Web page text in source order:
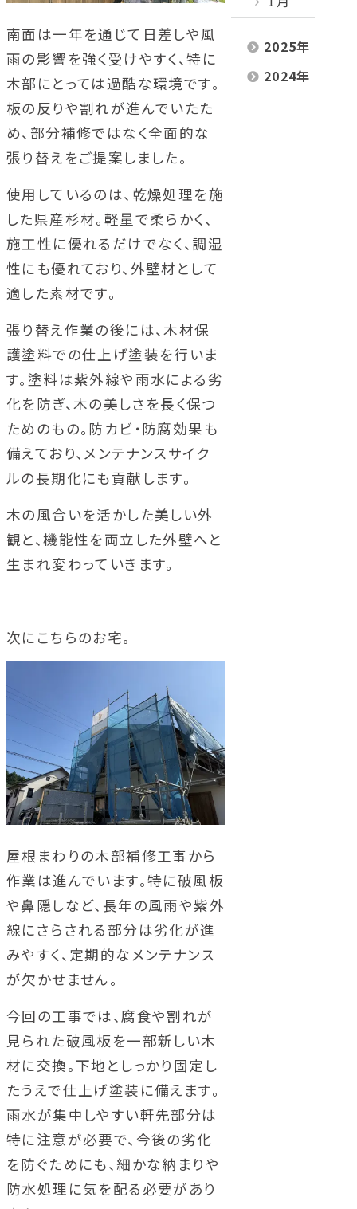
南面は一年を通じて日差しや風
雨の影響を強く受けやすく、特に
木部にとっては過酷な環境です。
板の反りや割れが進んでいたた
め、部分補修ではなく全面的な
張り替えをご提案しました。
使用しているのは、乾燥処理を施
した県産杉材。軽量で柔らかく、
施工性に優れるだけでなく、調湿
性にも優れており、外壁材として
適した素材です。
張り替え作業の後には、木材保
護塗料での仕上げ塗装を行いま
す。塗料は紫外線や雨水による劣
化を防ぎ、木の美しさを長く保つ
ためのもの。防カビ・防腐効果も
備えており、メンテナンスサイク
ルの長期化にも貢献します。
木の風合いを活かした美しい外
観と、機能性を両立した外壁へと
生まれ変わっていきます。
次にこちらのお宅。
屋根まわりの木部補修工事から
作業は進んでいます。特に破風板
や鼻隠しなど、長年の風雨や紫外
線にさらされる部分は劣化が進
みやすく、定期的なメンテナンス
が欠かせません。
今回の工事では、腐食や割れが
見られた破風板を一部新しい木
材に交換。下地としっかり固定し
たうえで仕上げ塗装に備えます。
雨水が集中しやすい軒先部分は
特に注意が必要で、今後の劣化
を防ぐためにも、細かな納まりや
防水処理に気を配る必要があり
2025年
2024年